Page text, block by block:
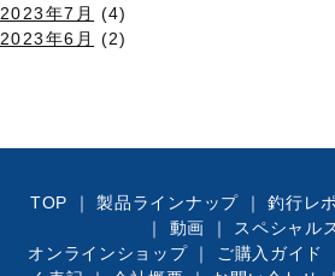
2023年7月
(4)
2023年6月
(2)
TOP ｜製品ラインナップ ｜釣行レ
｜ 動画 ｜
スペシャル
オンラインショップ｜ ご購入ガイド